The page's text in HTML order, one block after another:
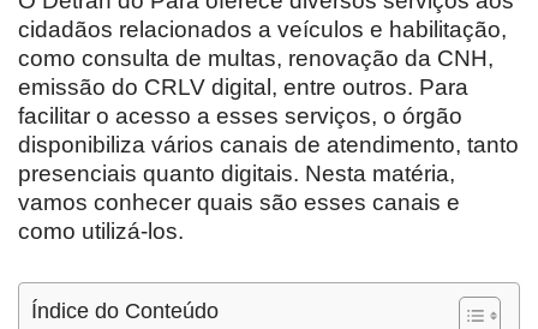
cidadãos relacionados a veículos e habilitação,
como consulta de multas, renovação da CNH,
emissão do CRLV digital, entre outros. Para
facilitar o acesso a esses serviços, o órgão
disponibiliza vários canais de atendimento, tanto
presenciais quanto digitais. Nesta matéria,
vamos conhecer quais são esses canais e
como utilizá-los.
Índice do Conteúdo